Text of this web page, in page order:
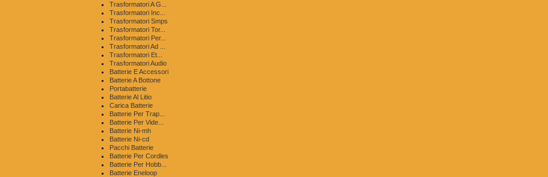
Trasformatori A G...
Trasformatori Inc...
Trasformatori Smps
Trasformatori Tor...
Trasformatori Per...
Trasformatori Ad ...
Trasformatori Et...
Trasformatori Audio
Batterie E Accessori
Batterie A Bottone
Portabatterie
Batterie Al Litio
Carica Batterie
Batterie Per Trap...
Batterie Per Vide...
Batterie Ni-mh
Batterie Ni-cd
Pacchi Batterie
Batterie Per Cordles
Batterie Per Hobb...
Batterie Eneloop